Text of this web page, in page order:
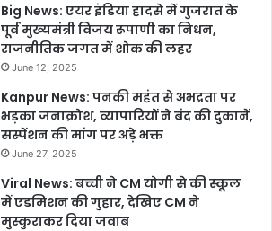
Big News: एयर इंडिया हादसे में गुजरात के
पूर्व मुख्यमंत्री विजय रूपाणी का निधन,
राजनीतिक जगत में शोक की लहर
June 12, 2025
Kanpur News: पनकी महंत से अभद्रता पर
भड़का जनाक्रोश, व्यापारियों ने बंद की दुकानें,
सस्पेंशन की मांग पर अड़े भक्त
June 27, 2025
Viral News: बच्ची ने CM योगी से की स्कूल
में एडमिशन की गुहार, देखिए CM ने
मुस्कुराकर दिया जवाब